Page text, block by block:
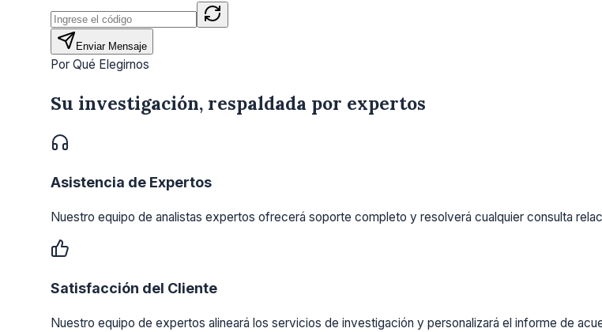
Enviar Mensaje
Por Qué Elegirnos
Su investigación, respaldada por expertos
Asistencia de Expertos
Nuestro equipo de analistas expertos ofrecerá soporte completo y resolverá cualquier consulta
Satisfacción del Cliente
Nuestro equipo de expertos alineará los servicios de investigación y personalizará el informe de